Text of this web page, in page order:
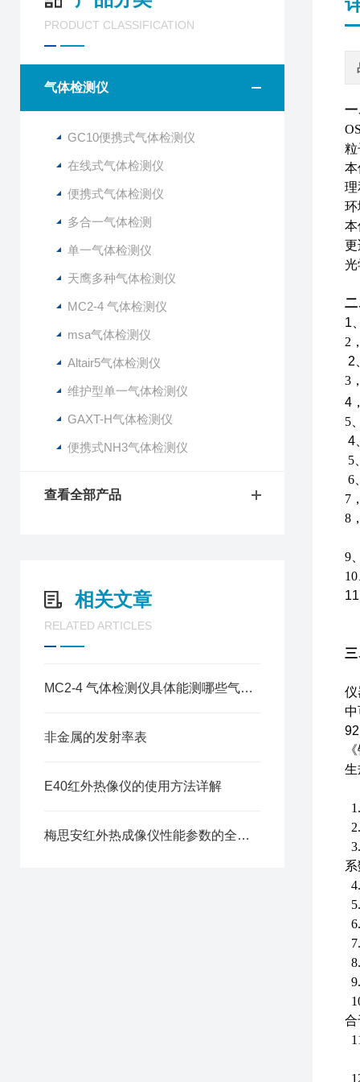
PRODUCT CLASSIFICATION
气体检测仪
GC10便携式气体检测仪
在线式气体检测仪
便携式气体检测仪
多合一气体检测
单一气体检测仪
天鹰多种气体检测仪
MC2-4 气体检测仪
msa气体检测仪
Altair5气体检测仪
维护型单一气体检测仪
GAXT-H气体检测仪
便携式NH3气体检测仪
查看全部产品
相关文章
RELATED ARTICLES
MC2-4 气体检测仪具体能测哪些气体？
非金属的发射率表
E40红外热像仪的使用方法详解
梅思安红外热成像仪性能参数的全面解析
一
粒
本
理
环
本
更
光
二
1
2
2
3
4
5
4
5
6
7
8
9
11
仪
中
92
生
合